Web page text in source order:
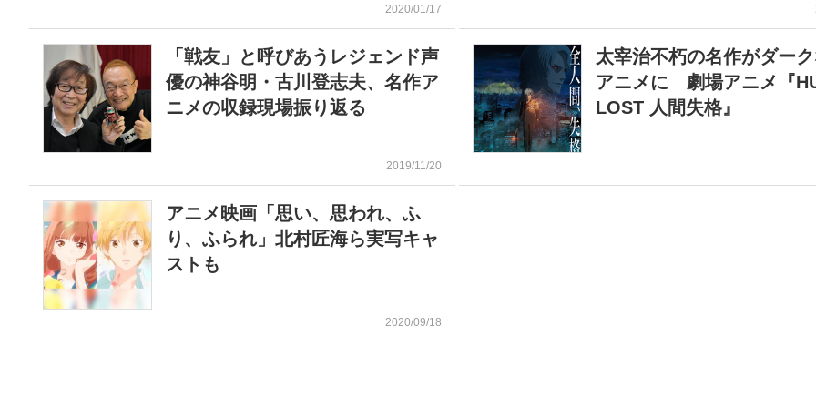
2020/01/17
「戦友」と呼びあうレジェンド声
優の神谷明・古川登志夫、名作ア
ニメの収録現場振り返る
2019/11/20
太宰治不朽の名作がダー
アニメに 劇場アニメ『
LOST 人間失格』
アニメ映画「思い、思われ、ふ
り、ふられ」北村匠海ら実写キャ
ストも
2020/09/18